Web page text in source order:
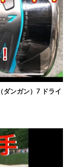
ダンガン）7 ドライ